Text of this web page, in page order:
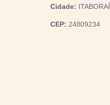
Cidade: ITABORAÍ
CEP: 24809234